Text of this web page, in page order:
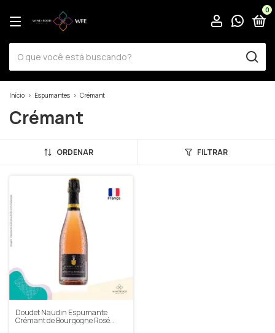
0
Início > Espumantes > Crémant
Crémant
ORDENAR FILTRAR
Doudet Naudin Espumante
Crémant de Bourgogne Rosé